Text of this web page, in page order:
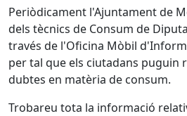
Periòdicament l'Ajuntament de
dels tècnics de Consum de
través de l'Oficina Mòbil
per tal que els ciutadans puguin
dubtes en matèria de consum.
Trobareu tota la informació